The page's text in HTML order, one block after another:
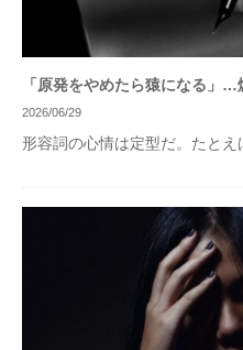
「原発をやめたら猿になる」
2026/06/29
形容詞の心情は定型だ。たとえ